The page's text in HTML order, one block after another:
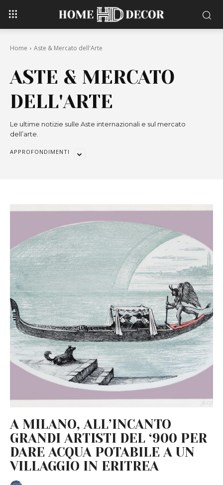
Home Aste & Mercato dell'Arte
ASTE & MERCATO
DELL'ARTE
Le ultime notizie sulle Aste internazionali e sul mercato
dell’arte.
APPROFONDIMENTI
A MILANO, ALL’INCANTO
GRANDI ARTISTI DEL ‘900 PER
DARE ACQUA POTABILE A UN
VILLAGGIO IN ERITREA